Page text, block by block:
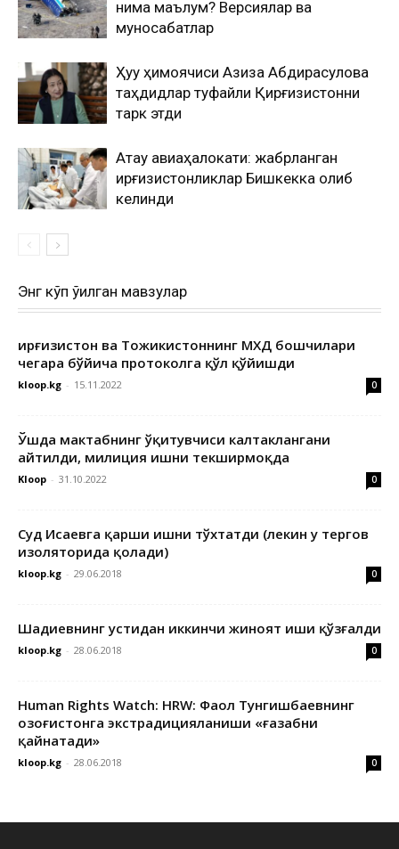
нима маълум? Версиялар ва
муносабатлар
Ҳуқуқ ҳимоячиси Азиза Абдирасулова
таҳдидлар туфайли Қирғизистонни
тарк этди
Ақтау авиаҳалокати: жабрланган
қирғизистонликлар Бишкекка олиб
келинди
Энг кўп ўқилган мавзулар
Қирғизистон ва Тожикистоннинг МХДҚ бошчилари
чегара бўйича протоколга қўл қўйишди
kloop.kg - 15.11.2022 0
Ўшда мактабнинг ўқитувчиси калтаклангани
айтилди, милиция ишни текширмоқда
Kloop - 31.10.2022 0
Суд Исаевга қарши ишни тўхтатди (лекин у тергов
изоляторида қолади)
kloop.kg - 29.06.2018 0
Шадиевнинг устидан иккинчи жиноят иши қўзғалди
kloop.kg - 28.06.2018 0
Human Rights Watch: HRW: Фаол Тунгишбаевнинг
Қозоғистонга экстрадицияланиши «ғазабни
қайнатади»
kloop.kg - 28.06.2018 0